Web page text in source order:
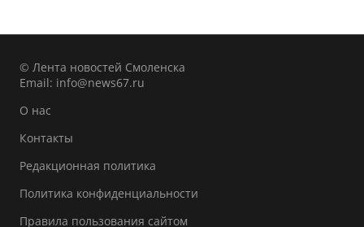
© Лента новостей Смоленска
Email: info@news67.ru
О нас
Контакты
Редакционная политика
Политика конфиденциальности
Правила пользования сайтом